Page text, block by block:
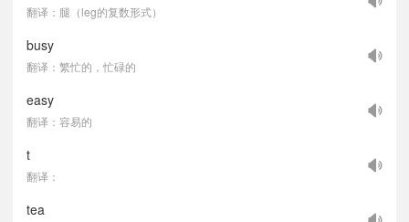
翻译：腿（leg的复数形式）
busy
翻译：繁忙的，忙碌的
easy
翻译：容易的
t
翻译：
tea